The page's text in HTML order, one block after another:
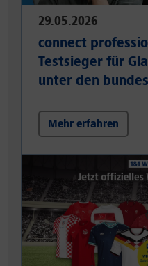
29.05.2026
connect
Testsieger für
unter den
Mehr erfahren